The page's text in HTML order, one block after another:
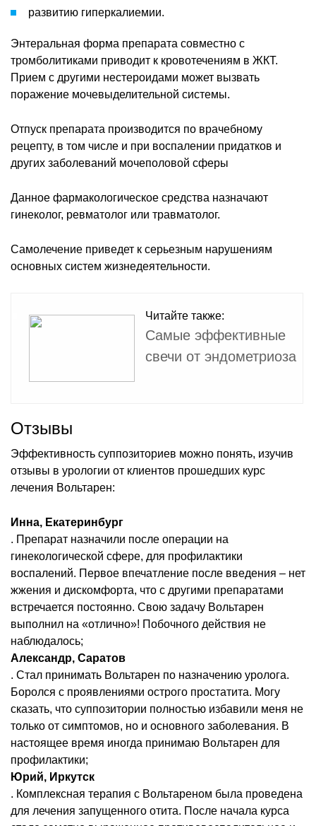
развитию гиперкалиемии.
Энтеральная форма препарата совместно с
тромболитиками приводит к кровотечениям в ЖКТ.
Прием с другими нестероидами может вызвать
поражение мочевыделительной системы.
Отпуск препарата производится по врачебному
рецепту, в том числе и при воспалении придатков и
других заболеваний мочеполовой сферы
Данное фармакологическое средства назначают
гинеколог, ревматолог или травматолог.
Самолечение приведет к серьезным нарушениям
основных систем жизнедеятельности.
Читайте также:
Самые эффективные
свечи от эндометриоза
Отзывы
Эффективность суппозиториев можно понять, изучив
отзывы в урологии от клиентов прошедших курс
лечения Вольтарен:
Инна, Екатеринбург
. Препарат назначили после операции на
гинекологической сфере, для профилактики
воспалений. Первое впечатление после введения – нет
жжения и дискомфорта, что с другими препаратами
встречается постоянно. Свою задачу Вольтарен
выполнил на «отлично»! Побочного действия не
наблюдалось;
Александр, Саратов
. Стал принимать Вольтарен по назначению уролога.
Боролся с проявлениями острого простатита. Могу
сказать, что суппозитории полностью избавили меня не
только от симптомов, но и основного заболевания. В
настоящее время иногда принимаю Вольтарен для
профилактики;
Юрий, Иркутск
. Комплексная терапия с Вольтареном была проведена
для лечения запущенного отита. После начала курса